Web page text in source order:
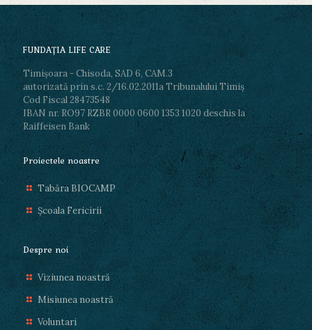
FUNDAŢIA LIFE CARE
Timișoara - Chisoda, SAD 6, CAM.3
autorizată prin s.c. 2/16.02.2011a Tribunalului Timiş
Cod Fiscal 28473548
IBAN nr. RO97 RZBR 0000 0600 1353 1020 deschis la
Raiffeisen Bank
Proiectele noastre
Tabăra BIOCAMP
Școala Fericirii
Despre noi
Viziunea noastră
Misiunea noastră
Voluntari